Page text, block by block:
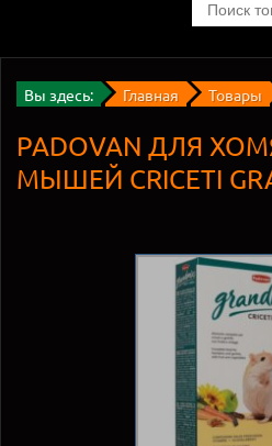
Вы здесь: Главная Товары
PADOVAN ДЛЯ
МЫШЕЙ CRICETI